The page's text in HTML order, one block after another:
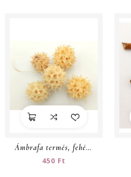
Ámbrafa termés, fehér - kis csomag
450 Ft